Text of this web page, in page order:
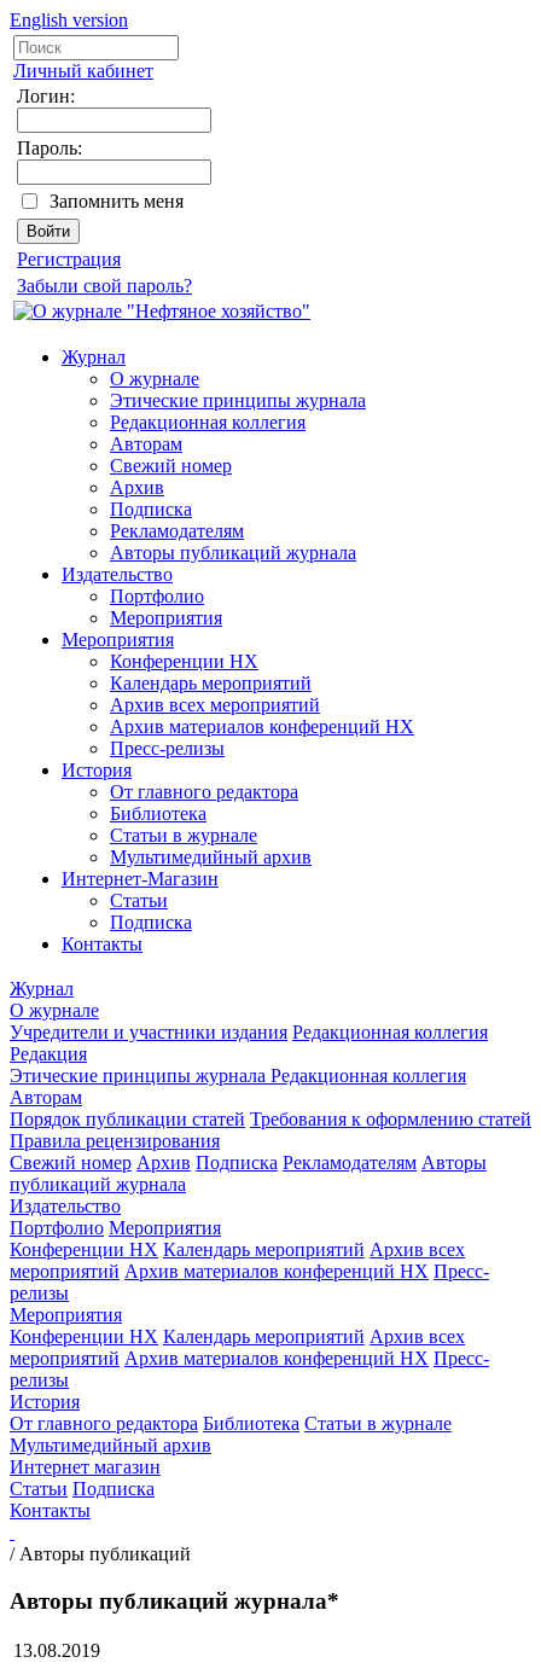
English version
Личный кабинет
Логин:
Пароль:
Запомнить меня
Регистрация
Забыли свой пароль?
Журнал
О журнале
Этические принципы журнала
Редакционная коллегия
Авторам
Свежий номер
Архив
Подписка
Рекламодателям
Авторы публикаций журнала
Издательство
Портфолио
Мероприятия
Мероприятия
Конференции НХ
Календарь мероприятий
Архив всех мероприятий
Архив материалов конференций НХ
Пресс-релизы
История
От главного редактора
Библиотека
Статьи в журнале
Мультимедийный архив
Интернет-Магазин
Статьи
Подписка
Контакты
Журнал
О журнале
Учредители и участники издания Редакционная коллегия
Редакция
Этические принципы журнала Редакционная коллегия
Авторам
Порядок публикации статей Требования к оформлению статей
Правила рецензирования
Свежий номер Архив Подписка Рекламодателям Авторы
публикаций журнала
Издательство
Портфолио Мероприятия
Конференции НХ Календарь мероприятий Архив всех
мероприятий Архив материалов конференций НХ Пресс-
релизы
Мероприятия
Конференции НХ Календарь мероприятий Архив всех
мероприятий Архив материалов конференций НХ Пресс-
релизы
История
От главного редактора Библиотека Статьи в журнале
Мультимедийный архив
Интернет магазин
Статьи Подписка
Контакты
/ Авторы публикаций
Авторы публикаций журнала*
13.08.2019